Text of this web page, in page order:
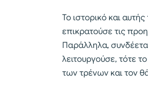
Το ιστορικό και
επικρατούσε τις
Παράλληλα,
λειτουργούσε, τότε
των τρένων και τον